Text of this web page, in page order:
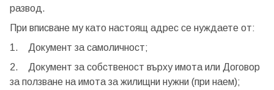
Вход с Google
Вход с Facebook
развод.
При вписване му като настоящ адрес се нуждаете от:
1. Документ за самоличност;
2. Документ за собственост върху имота или Договор
за ползване на имота за жилищни нужни (при наем);